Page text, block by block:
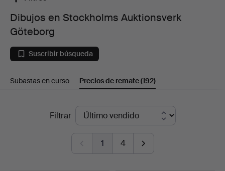
en
Stockholms
Auktionsverk
Dibujos en Stockholms Auktionsverk
Göteborg
Suscribir búsqueda
Subastas en curso Precios de remate(192)
Filtrar
1 4